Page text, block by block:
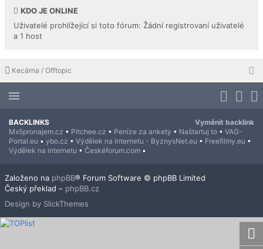
KDO JE ONLINE
Uživatelé prohlížející si toto fórum: Žádní registrovaní uživatelé
a 1 host
Kecárna / Offtopic
BACKLINKS
Vyměnit backlink
Mx5pronajem.cz • Pitchee.cz • Peníze za ankety • Naštartuj to • VAG-
Portal.eu • ybo.cz • Výdělek na internetu - ByznysNet.eu • Freefilmy.eu •
Výdělek na internetu • Českéforum.com •
Založeno na phpBB® Forum Software © phpBB Limited
Český překlad – phpBB.cz
Design by SlickThemes